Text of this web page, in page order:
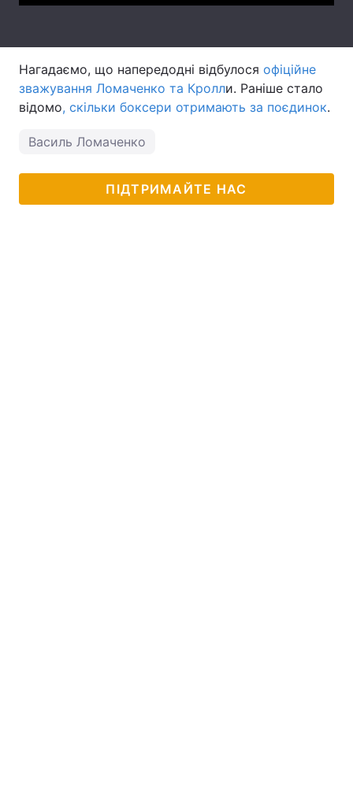
Тема оформлення
Нагадаємо, що напередодні відбулося офіційне
зважування Ломаченко та Кролли. Раніше стало
відомо, скільки боксери отримають за поєдинок.
Василь Ломаченко
ПІДТРИМАЙТЕ НАС